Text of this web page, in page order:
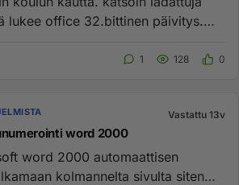
lukee office 32.bittinen päivitys.
1 128 0
Vastattu 13v
word 2000
word 2000 automaattisen
kolmannelta sivulta siten